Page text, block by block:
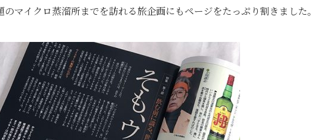
マイクロ蒸溜所までを訪れる旅企画にもページをたっぷり割きました。